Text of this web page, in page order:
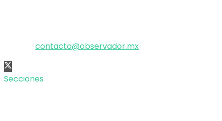
contacto@observador.mx
Secciones